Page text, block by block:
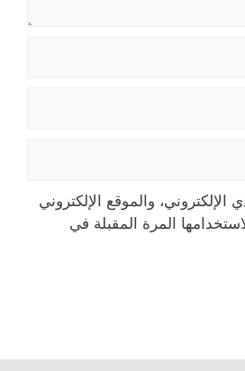
والموقع الإلكتروني
المرة المقبلة في